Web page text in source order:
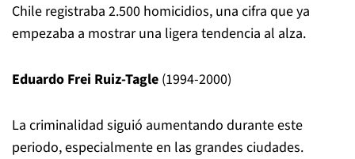
Chile registraba 2.500 homicidios, una cifra que ya
empezaba a mostrar una ligera tendencia al alza.
Eduardo Frei Ruiz-Tagle (1994-2000)
La criminalidad siguió aumentando durante este
periodo, especialmente en las grandes ciudades.